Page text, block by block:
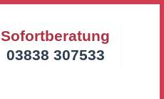
Sofortberatung
03838 307533